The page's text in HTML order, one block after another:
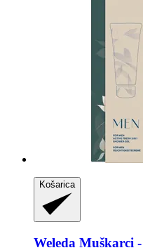
Košarica
Weleda Muškarci